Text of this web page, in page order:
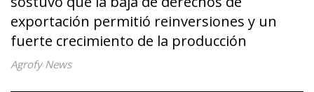
exportación permitió reinversiones y un
fuerte crecimiento de la producción
Agrofy News